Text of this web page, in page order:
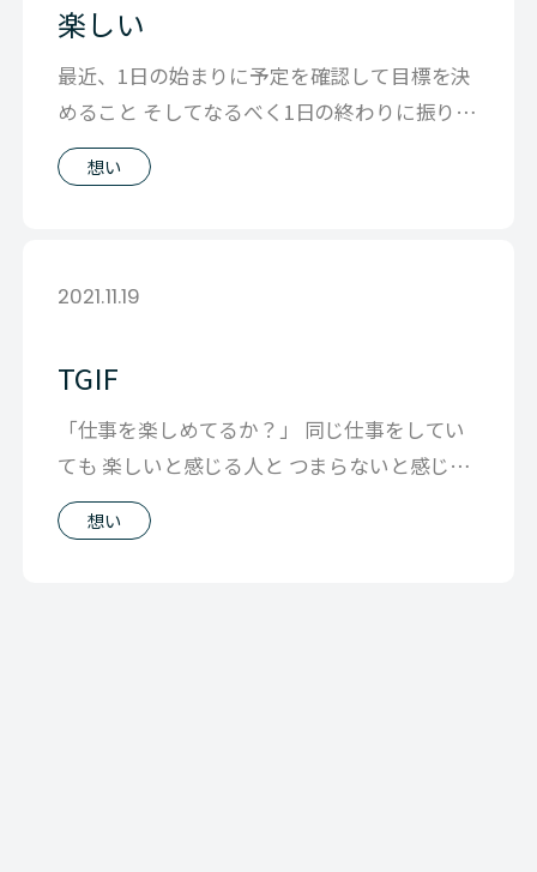
楽しい
最近、1日の始まりに予定を確認して目標を決
めること そしてなるべく1日の終わりに振り返
りすること 今更そこかよということ
想い
2021.11.19
TGIF
「仕事を楽しめてるか？」 同じ仕事をしてい
ても 楽しいと感じる人と つまらないと感じる
ひとがいることをみると 仕事そのも
想い